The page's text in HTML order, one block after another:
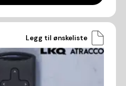
Legg til ønskeliste